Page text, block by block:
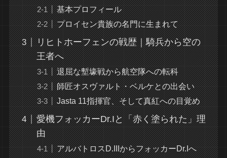
基本プロフィール
プロイセン貴族の名門に生まれて
リヒトホーフェンの戦歴｜騎兵から空の
王者へ
退屈な塹壕戦から航空隊への転科
師匠オスヴァルト・ベルケとの出会い
Jasta 11指揮官、そして真紅への目覚め
愛機フォッカーDr.Iと「赤く塗られた」理
由
アルバトロスD.IIIからフォッカーDr.Iへ